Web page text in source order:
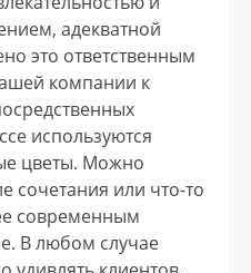
адекватной
это ответственным
компании к
используются
цветы. Можно
сочетания или что-то
современным
В любом случае